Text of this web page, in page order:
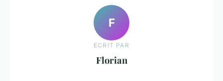
F
ECRIT PAR
Florian